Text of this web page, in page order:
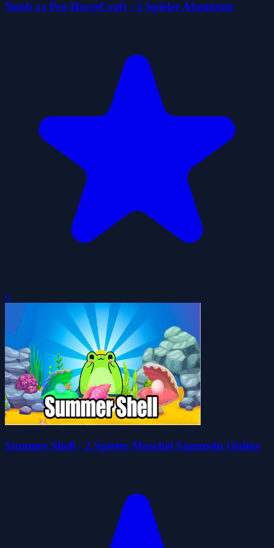
Noob vs Pro HorseCraft - 2 Spieler Abenteuer
0
Summer Shell - 2 Spieler Muschel Sammeln Online